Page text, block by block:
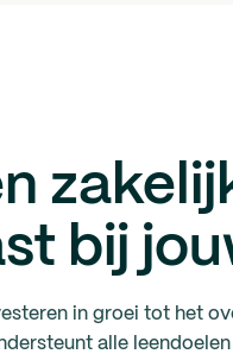
bij
in groei tot het
alle